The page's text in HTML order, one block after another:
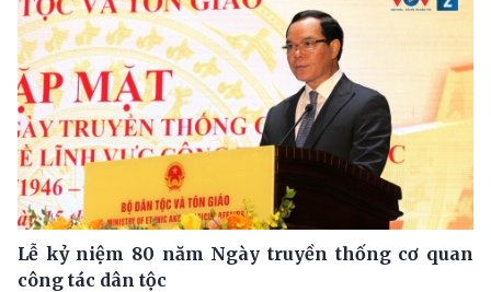
Lễ kỷ niệm 80 năm Ngày truyền thống cơ quan
công tác dân tộc